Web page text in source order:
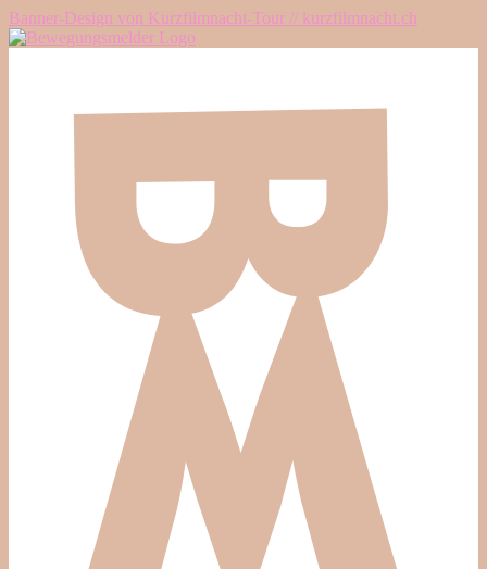
Banner-Design von Kurzfilmnacht-Tour // kurzfilmnacht.ch